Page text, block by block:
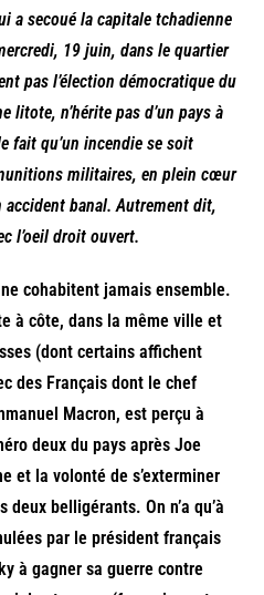
a secoué la capitale tchadienne
19 juin, dans le quartier
pas l’élection démocratique du
litote, n’hérite pas d’un pays à
fait qu’un incendie se soit
militaires, en plein cœur
accident banal. Autrement dit,
l’oeil droit ouvert.
cohabitent jamais ensemble.
à côte, dans la même ville et
(dont certains affichent
des Français dont le chef
Macron, est perçu à
deux du pays après Joe
et la volonté de s’exterminer
belligérants. On n’a qu’à
par le président français
à gagner sa guerre contre